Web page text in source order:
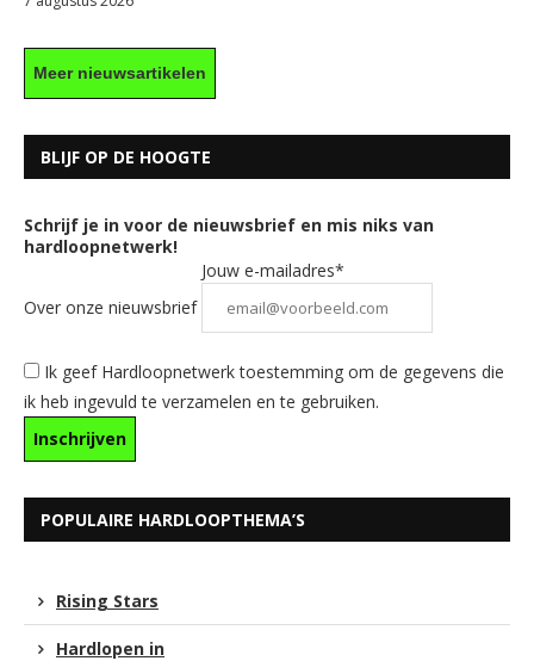
Meer nieuwsartikelen
BLIJF OP DE HOOGTE
Schrijf je in voor de nieuwsbrief en mis niks van
hardloopnetwerk!
Over onze nieuwsbrief
Jouw e-mailadres*
Ik geef Hardloopnetwerk toestemming om de gegevens die
ik heb ingevuld te verzamelen en te gebruiken.
POPULAIRE HARDLOOPTHEMA’S
Rising Stars
Hardlopen in